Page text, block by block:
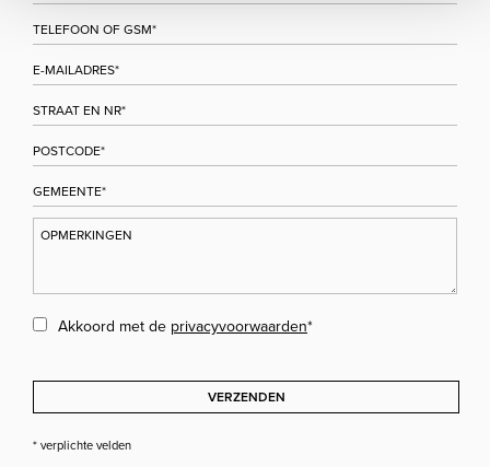
Akkoord met de privacyvoorwaarden*
VERZENDEN
* verplichte velden